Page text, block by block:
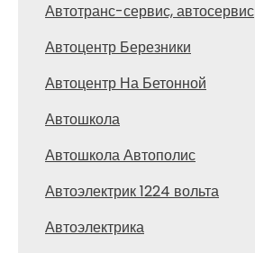
Автотранс-сервис, автосервис
Автоцентр Березники
Автоцентр На Бетонной
Автошкола
Автошкола Автополис
Автоэлектрик 1224 вольта
Автоэлектрика